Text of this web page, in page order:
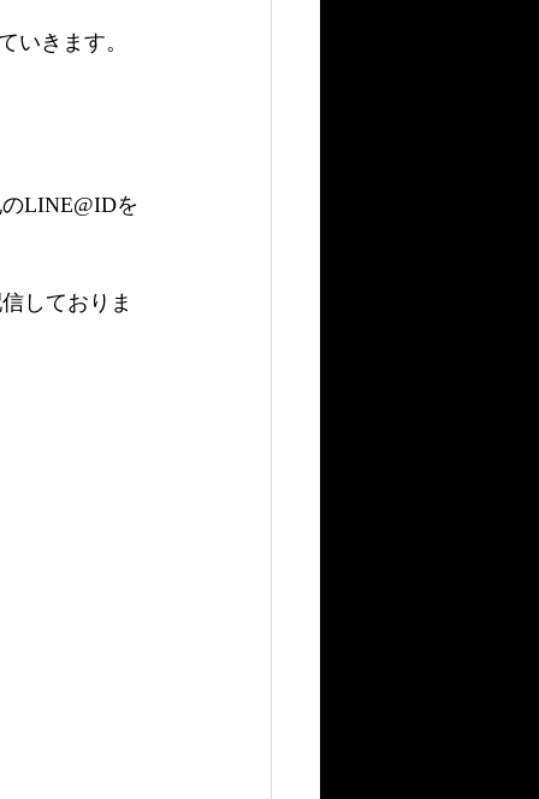
いきます。
LINE@IDを
しておりま